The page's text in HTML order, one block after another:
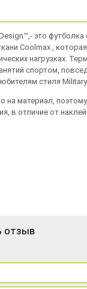
это
Coolmax ,
нагрузках.
спортом,
стиля Military
на материал,
в отличие от
отзыв